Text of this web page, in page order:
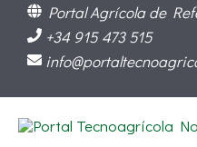
contenido
Portal Agrícola de
+34 915 473 515